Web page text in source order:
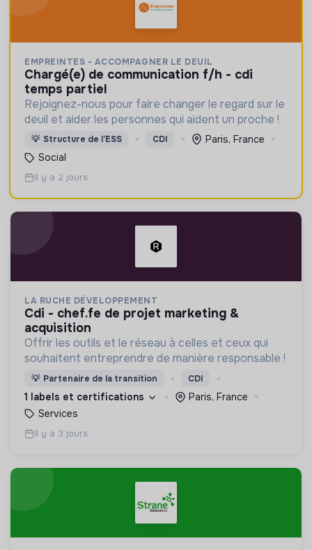
EMPREINTES - ACCOMPAGNER LE DEUIL
chargé(e) de communication f/h - cdi
temps partiel
Rejoignez-nous pour faire changer le regard sur le
deuil et aider les personnes qui aident un proche !
💡 Structure de l’ESS CDI
Paris, France
Social
Il y a 2 jours
LA RUCHE DÉVELOPPEMENT
cdi - chef.fe de projet marketing &
acquisition
Offrir les outils et le réseau à celles et ceux qui
souhaitent entreprendre de manière responsable !
💡 Partenaire de la transition CDI
1 labels et certifications
Paris, France
Services
Il y a 3 jours